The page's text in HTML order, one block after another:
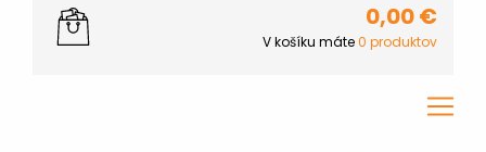
0,00€
V košíku máte0 produktov